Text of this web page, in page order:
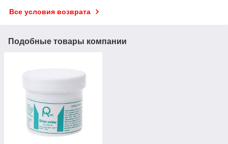
Все условия возврата
Подобные товары компании